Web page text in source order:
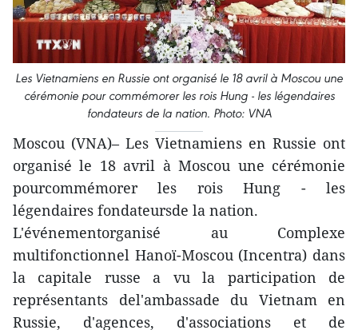
Les Vietnamiens en Russie ont organisé le 18 avril à Moscou une
cérémonie pour commémorer les rois Hung - les légendaires
fondateurs de la nation. Photo: VNA
Moscou (VNA)– Les Vietnamiens en Russie ont
organisé le 18 avril à Moscou une cérémonie
pourcommémorer les rois Hung - les
légendaires fondateursde la nation.
L'événementorganisé au Complexe
multifonctionnel Hanoï-Moscou (Incentra) dans
la capitale russe a vu la participation de
représentants del'ambassade du Vietnam en
Russie, d'agences, d'associations et de